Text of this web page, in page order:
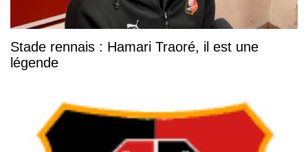
Stade rennais : Hamari Traoré, il est une
légende